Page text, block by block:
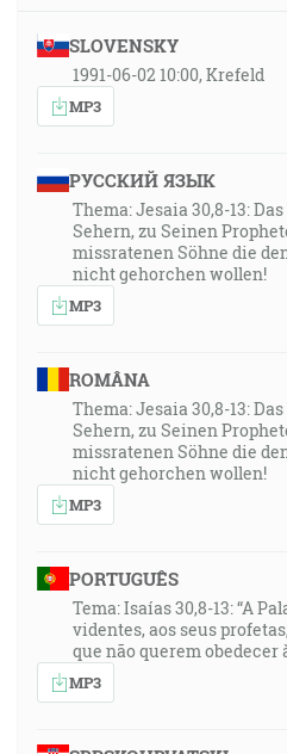
SLOVENSKY
1991-06-02 10:00, Krefeld
MP3
РУССКИЙ ЯЗЫК
Thema: Jesaia 30,8-13:
Sehern, zu Seinen
missratenen Söhne die
nicht gehorchen wollen!
MP3
ROMÂNA
Thema: Jesaia 30,8-13:
Sehern, zu Seinen
missratenen Söhne die
nicht gehorchen wollen!
MP3
PORTUGUÊS
Tema: Isaías 30,8-13: “A
videntes, aos seus
que não querem obedecer
MP3